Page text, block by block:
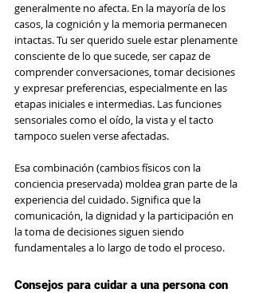
generalmente no afecta. En la mayoría de los
casos, la cognición y la memoria permanecen
intactas. Tu ser querido suele estar plenamente
consciente de lo que sucede, ser capaz de
comprender conversaciones, tomar decisiones
y expresar preferencias, especialmente en las
etapas iniciales e intermedias. Las funciones
sensoriales como el oído, la vista y el tacto
tampoco suelen verse afectadas.
Esa combinación (cambios físicos con la
conciencia preservada) moldea gran parte de la
experiencia del cuidado. Significa que la
comunicación, la dignidad y la participación en
la toma de decisiones siguen siendo
fundamentales a lo largo de todo el proceso.
Consejos para cuidar a una persona con